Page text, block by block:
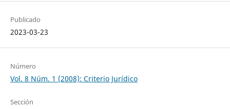
Publicado
2023-03-23
Número
Vol. 8 Núm. 1 (2008): Criterio Jurídico
Sección